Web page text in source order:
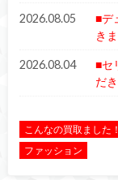
2026.08.05
■デ
き
2026.08.04
■セ
だ
こんなの買取ました！
ファッション